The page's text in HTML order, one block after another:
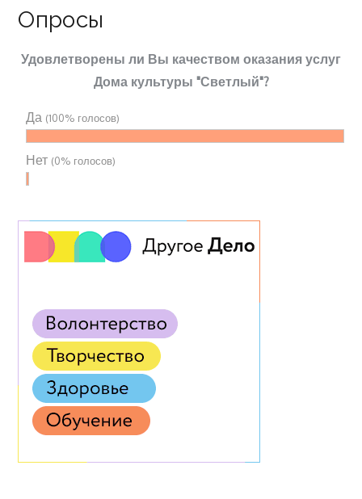
Опросы
Удовлетворены ли Вы качеством оказания услуг
Дома культуры "Светлый"?
Да (100% голосов)
Нет (0% голосов)